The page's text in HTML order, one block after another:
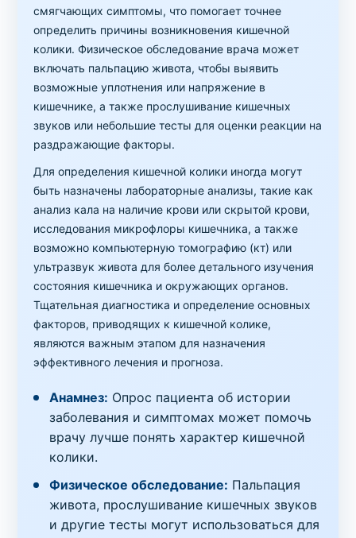
смягчающих симптомы, что помогает точнее
определить причины возникновения кишечной
колики. Физическое обследование врача может
включать пальпацию живота, чтобы выявить
возможные уплотнения или напряжение в
кишечнике, а также прослушивание кишечных
звуков или небольшие тесты для оценки реакции на
раздражающие факторы.
Для определения кишечной колики иногда могут
быть назначены лабораторные анализы, такие как
анализ кала на наличие крови или скрытой крови,
исследования микрофлоры кишечника, а также
возможно компьютерную томографию (кт) или
ультразвук живота для более детального изучения
состояния кишечника и окружающих органов.
Тщательная диагностика и определение основных
факторов, приводящих к кишечной колике,
являются важным этапом для назначения
эффективного лечения и прогноза.
Анамнез: Опрос пациента об истории
заболевания и симптомах может помочь
врачу лучше понять характер кишечной
колики.
Физическое обследование: Пальпация
живота, прослушивание кишечных звуков
и другие тесты могут использоваться для